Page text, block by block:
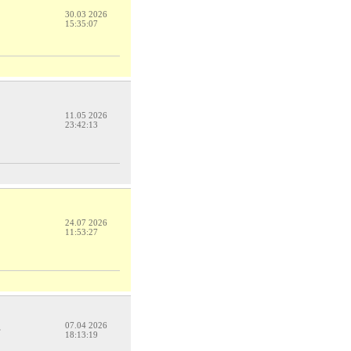
30.03 2026
15:35:07
11.05 2026
23:42:13
24.07 2026
11:53:27
07.04 2026
18:13:19